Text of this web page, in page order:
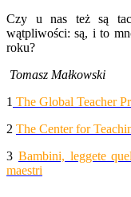
Czy u nas też są
wątpliwości: są, i to
roku?
Tomasz Małkowski
1 The Global Teacher
2 The Center for
3 Bambini, leggete
maestri